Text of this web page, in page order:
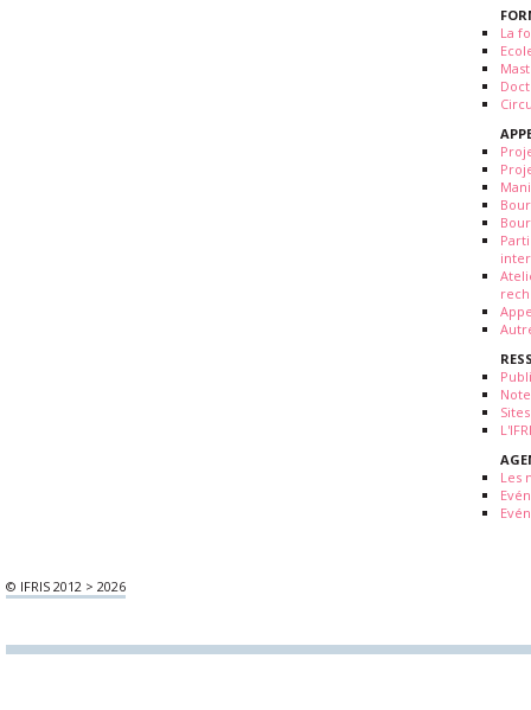
La
Les
© IFRIS 2012 > 2026